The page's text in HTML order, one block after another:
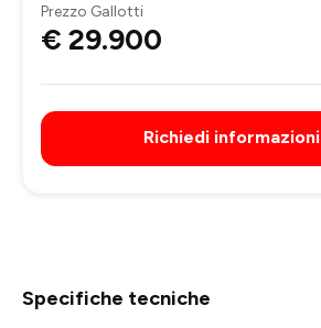
Prezzo Gallotti
€ 29.900
Richiedi informazioni
Specifiche tecniche